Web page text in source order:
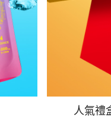
人氣禮